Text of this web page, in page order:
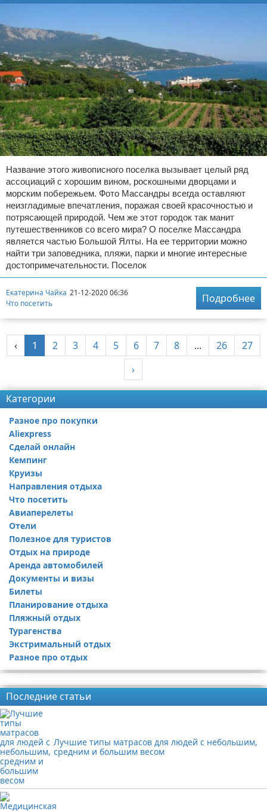
Название этого живописного поселка вызывает целый ряд
ассоциаций с хорошим вином, роскошными дворцами и
морским побережьем. Фото Массандры всегда оставляют
неизгладимые впечатления, поражая своей красочностью и
потрясающей природой. Чем же этот городок так манит
путешественников со всего мира? О поселке Массандра
является частью Большой Ялты. На ее территории можно
найти три заповедника, пляжи, парки и многие интересные
достопримечательности. Поселок
Екатерина Чайка 21-12-2020 06:36
Что посетить
Подробнее
‹ 1 2 3 4 5 6 7 8 ... 26
27
›
Категории
Разное про покупки
Aliexpress
Сделай онлайн
Кемпинг
Круизы
Направления отдыха
Что посетить
Авиаперелеты
Отели
Полезное для туристов
Отдых на природе
Аренда автомобилей
Документы и визы
Билеты
Планирование отдыха
Пляжный отдых
Турагенства
Экстримальный отдых
Разное про отдых
Последние статьи
Лучшие типы матрасов для людей с небольшим,
средним и большим весом